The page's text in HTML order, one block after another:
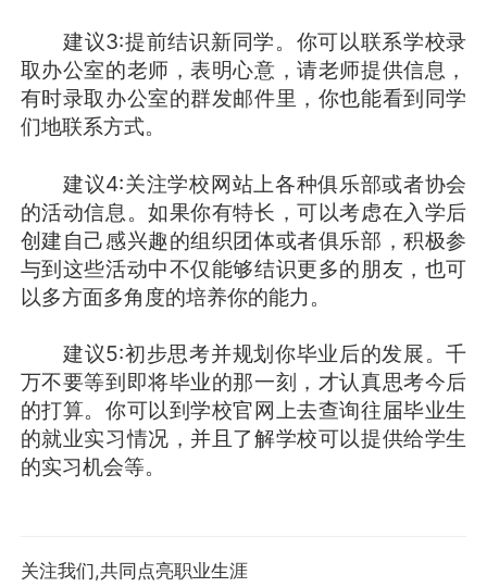
建议3:提前结识新同学。你可以联系学校录
取办公室的老师，表明心意，请老师提供信息，
有时录取办公室的群发邮件里，你也能看到同学
们地联系方式。
建议4:关注学校网站上各种俱乐部或者协会
的活动信息。如果你有特长，可以考虑在入学后
创建自己感兴趣的组织团体或者俱乐部，积极参
与到这些活动中不仅能够结识更多的朋友，也可
以多方面多角度的培养你的能力。
建议5:初步思考并规划你毕业后的发展。千
万不要等到即将毕业的那一刻，才认真思考今后
的打算。你可以到学校官网上去查询往届毕业生
的就业实习情况，并且了解学校可以提供给学生
的实习机会等。
关注我们,共同点亮职业生涯